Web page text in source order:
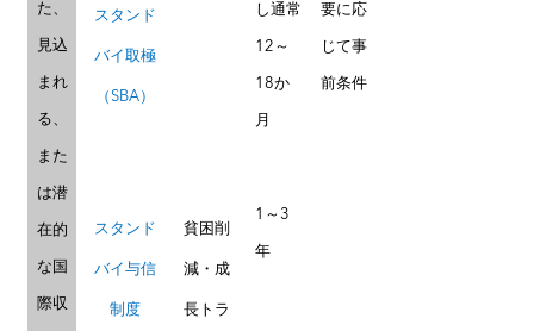
た、
見込
まれ
る、
また
は潜
在的
な国
際収
スタンド
バイ取極
（SBA）
し通常
12～
18か
月
要に応
じて事
前条件
スタンド
バイ与信
制度
貧困削
減・成
長トラ
1～3
年